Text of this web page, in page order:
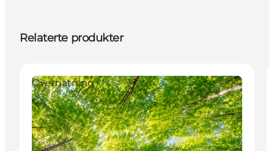
Relaterte produkter
Overnatning